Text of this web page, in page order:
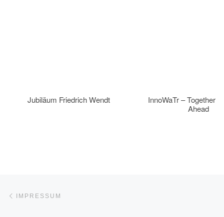
Jubiläum Friedrich Wendt
InnoWaTr – Together
Ahead
Beitragsnavigation
IMPRESSUM